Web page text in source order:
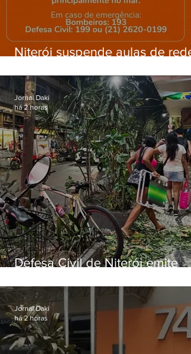
Niterói suspende aulas de rede
ventos fortes nesta sexta (7)
Defesa Civil de Niterói emite
sexta-feira (07)
Jornal Daki
há 2 horas
Jornal Daki
há 2 horas